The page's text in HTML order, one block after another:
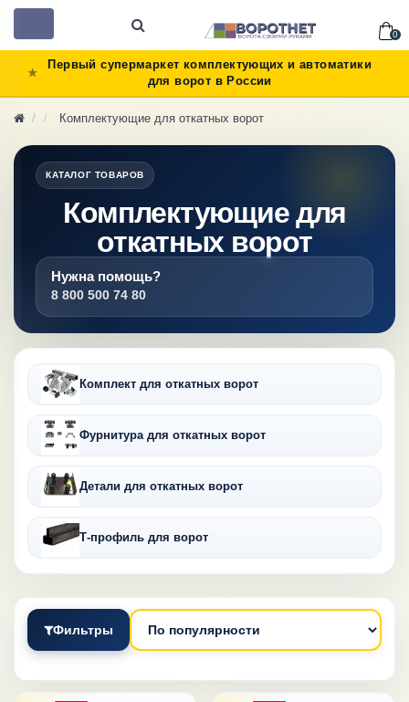
0
Первый супермаркет комплектующих и автоматики
для ворот в России
Комплектующие для откатных ворот
КАТАЛОГ ТОВАРОВ
Комплектующие для
откатных ворот
Нужна помощь?
8 800 500 74 80
Комплект для откатных ворот
Фурнитура для откатных ворот
Детали для откатных ворот
Т-профиль для ворот
Фильтры